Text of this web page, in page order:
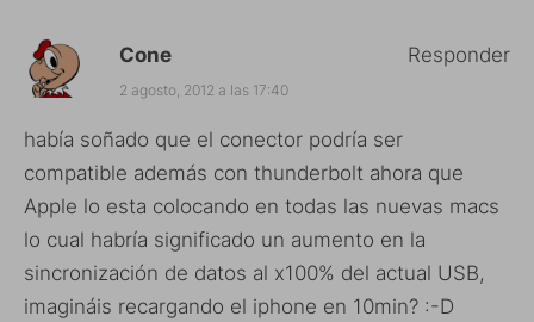
Cone
2 agosto, 2012 a las 17:40
había soñado que el conector podría ser
compatible además con thunderbolt ahora que
Apple lo esta colocando en todas las nuevas macs
lo cual habría significado un aumento en la
sincronización de datos al x100% del actual USB,
imagináis recargando el iphone en 10min? :-D
Responder